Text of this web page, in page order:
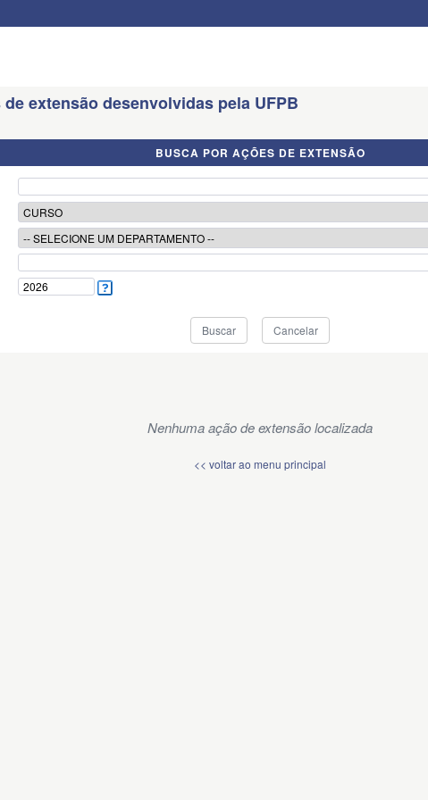
extensão desenvolvidas pela UFPB
BUSCA POR AÇÕES DE EXTENSÃO
Nenhuma ação de extensão localizada
<< voltar ao menu principal